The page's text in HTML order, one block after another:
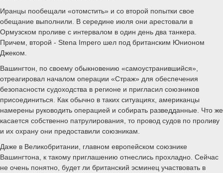
Иранцы пообещали «отомстить» и со второй попытки свое
обещание выполнили. В середине июля они арестовали в
Ормузском проливе с интервалом в один день два танкера.
Причем, второй - Stena Impero шел под британским Юнионом
Джеком.
Вашингтон, по своему обыкновению «самоустранившийся»,
отреагировал началом операции «Страж» для обеспечения
безопасности судоходства в регионе и пригласил союзников
присоединиться. Как обычно в таких ситуациях, американцы
намерены руководить операцией и собирать разведданные. Что же
касается собственно патрулирования, то провод судов по проливу
и их охрану они предоставили союзникам.
Даже в Великобритании, главном европейском союзнике
Вашингтона, к такому приглашению отнеслись прохладно. Сейчас
не очень понятно, будет ли британский эсминец участвовать в